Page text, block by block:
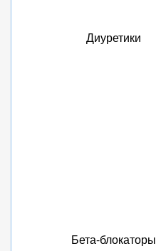
Диуретики
Бета-блокаторы